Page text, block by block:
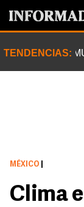
TENDENCIAS:
MÉXICO
Clima